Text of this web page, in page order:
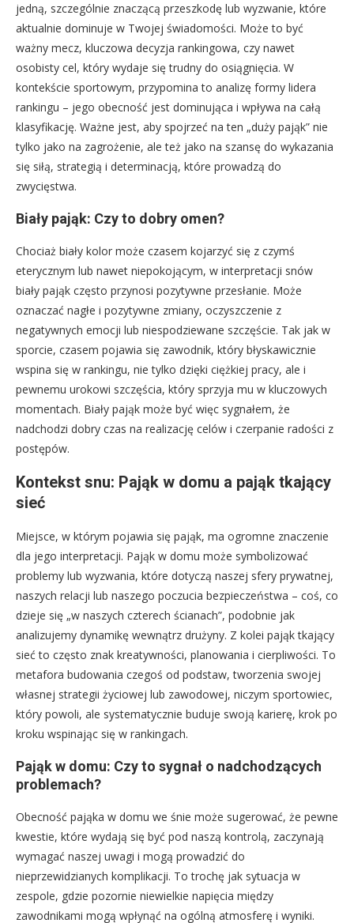
jedną, szczególnie znaczącą przeszkodę lub wyzwanie, które
aktualnie dominuje w Twojej świadomości. Może to być
ważny mecz, kluczowa decyzja rankingowa, czy nawet
osobisty cel, który wydaje się trudny do osiągnięcia. W
kontekście sportowym, przypomina to analizę formy lidera
rankingu – jego obecność jest dominująca i wpływa na całą
klasyfikację. Ważne jest, aby spojrzeć na ten „duży pająk” nie
tylko jako na zagrożenie, ale też jako na szansę do wykazania
się siłą, strategią i determinacją, które prowadzą do
zwycięstwa.
Biały pająk: Czy to dobry omen?
Chociaż biały kolor może czasem kojarzyć się z czymś
eterycznym lub nawet niepokojącym, w interpretacji snów
biały pająk często przynosi pozytywne przesłanie. Może
oznaczać nagłe i pozytywne zmiany, oczyszczenie z
negatywnych emocji lub niespodziewane szczęście. Tak jak w
sporcie, czasem pojawia się zawodnik, który błyskawicznie
wspina się w rankingu, nie tylko dzięki ciężkiej pracy, ale i
pewnemu urokowi szczęścia, który sprzyja mu w kluczowych
momentach. Biały pająk może być więc sygnałem, że
nadchodzi dobry czas na realizację celów i czerpanie radości z
postępów.
Kontekst snu: Pająk w domu a pająk tkający
sieć
Miejsce, w którym pojawia się pająk, ma ogromne znaczenie
dla jego interpretacji. Pająk w domu może symbolizować
problemy lub wyzwania, które dotyczą naszej sfery prywatnej,
naszych relacji lub naszego poczucia bezpieczeństwa – coś, co
dzieje się „w naszych czterech ścianach”, podobnie jak
analizujemy dynamikę wewnątrz drużyny. Z kolei pająk tkający
sieć to często znak kreatywności, planowania i cierpliwości. To
metafora budowania czegoś od podstaw, tworzenia swojej
własnej strategii życiowej lub zawodowej, niczym sportowiec,
który powoli, ale systematycznie buduje swoją karierę, krok po
kroku wspinając się w rankingach.
Pająk w domu: Czy to sygnał o nadchodzących
problemach?
Obecność pająka w domu we śnie może sugerować, że pewne
kwestie, które wydają się być pod naszą kontrolą, zaczynają
wymagać naszej uwagi i mogą prowadzić do
nieprzewidzianych komplikacji. To trochę jak sytuacja w
zespole, gdzie pozornie niewielkie napięcia między
zawodnikami mogą wpłynąć na ogólną atmosferę i wyniki.